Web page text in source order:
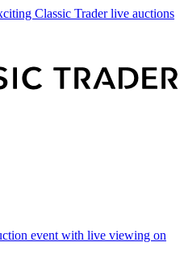
Classic Trader live auctions
event with live viewing on